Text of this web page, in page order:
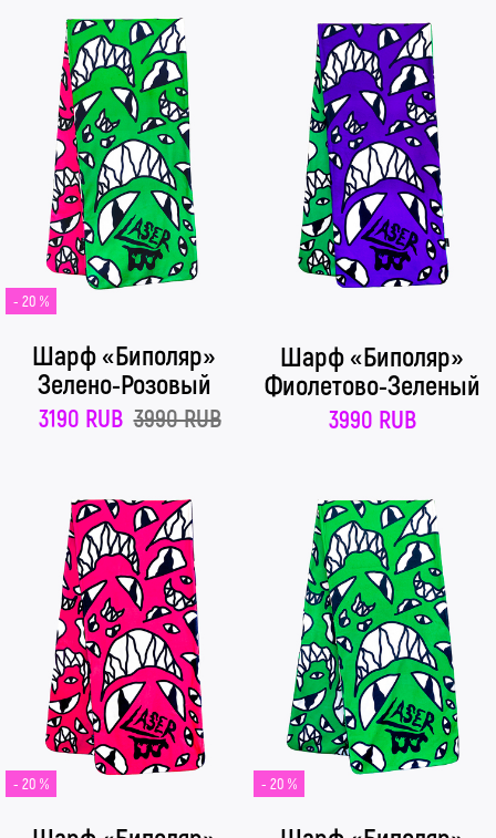
- 20 %
Шарф «Биполяр»
Зелено-Розовый
3190 RUB 3990 RUB
Шарф «Биполяр»
Фиолетово-Зеленый
3990 RUB
- 20 % - 20 %